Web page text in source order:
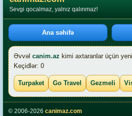
Sevgi qocalmaz, yalnız qalınmaz!
Ana səhifə
Əvvəl canim.az kimi axtaranlar üçün
Keçidlər: 0
Turpaket Go Travel Gezmeli
© 2006-2026 canimaz.com